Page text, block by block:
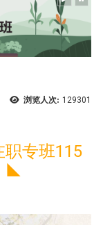
浏览人次: 129301
专班115
◣